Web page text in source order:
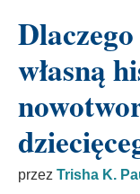
własną
przez Trisha K.